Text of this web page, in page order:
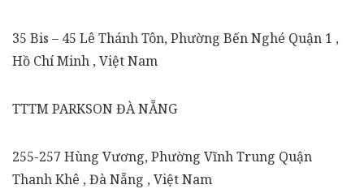
35 Bis – 45 Lê Thánh Tôn, Phường Bến Nghé Quận 1 ,
Hồ Chí Minh , Việt Nam
TTTM PARKSON ĐÀ NẴNG
255-257 Hùng Vương, Phường Vĩnh Trung Quận
Thanh Khê , Đà Nẵng , Việt Nam